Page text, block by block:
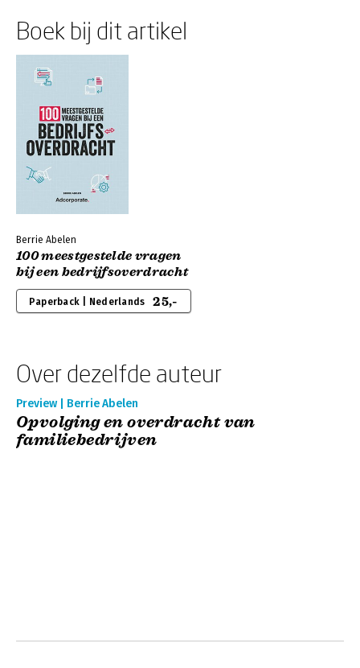
Boek bij dit artikel
Berrie Abelen
100 meestgestelde vragen
bij een bedrijfsoverdracht
Paperback | Nederlands 25,-
Over dezelfde auteur
Preview | Berrie Abelen
Opvolging en overdracht van
familiebedrijven